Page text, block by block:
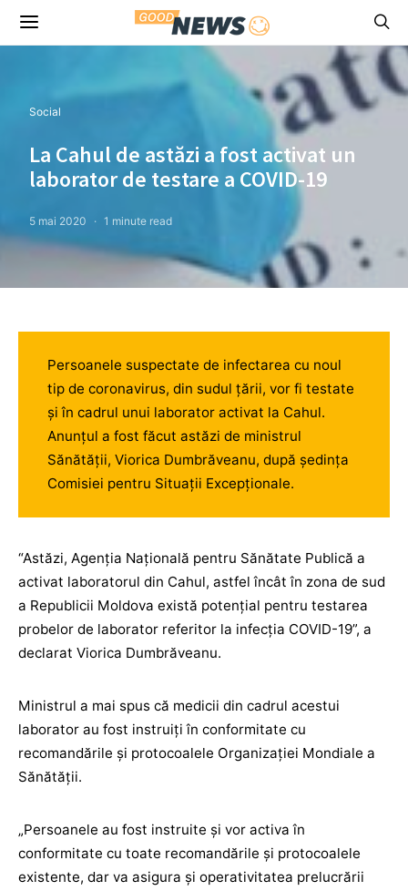
Social
La Cahul de astăzi a fost activat un
laborator de testare a COVID-19
5 mai 2020 1 minute read
Persoanele suspectate de infectarea cu noul
tip de coronavirus, din sudul ţării, vor fi testate
şi în cadrul unui laborator activat la Cahul.
Anunţul a fost făcut astăzi de ministrul
Sănătății, Viorica Dumbrăveanu, după şedinţa
Comisiei pentru Situații Excepționale.
“Astăzi, Agenția Națională pentru Sănătate Publică a
activat laboratorul din Cahul, astfel încât în zona de sud
a Republicii Moldova există potențial pentru testarea
probelor de laborator referitor la infecția COVID-19”, a
declarat Viorica Dumbrăveanu.
Ministrul a mai spus că medicii din cadrul acestui
laborator au fost instruiți în conformitate cu
recomandările şi protocoalele Organizației Mondiale a
Sănătății.
„Persoanele au fost instruite şi vor activa în
conformitate cu toate recomandările şi protocoalele
existente, dar va asigura şi operativitatea prelucrării